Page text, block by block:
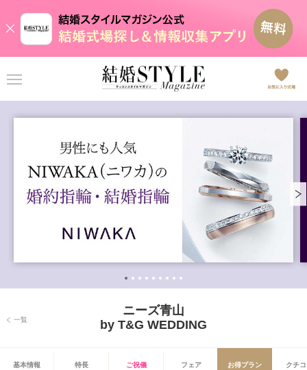
一覧
ニーズ青山
by T&G WEDDING
基本情報 特長 ご祝儀 フェア お得プラン クチ